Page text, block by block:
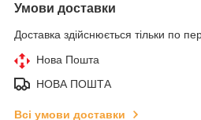
Умови доставки
Доставка здійснюється тільки по
Нова Пошта
НОВА ПОШТА
Всі умови доставки